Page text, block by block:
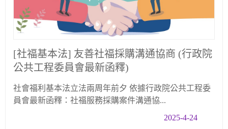
[社福基本法] 友善社福採購溝通協商 (行政院
公共工程委員會最新函釋)
社會福利基本法立法兩周年前夕 依據行政院公共工程委
員會最新函釋：社福服務採購案件溝通協...
2025-4-24